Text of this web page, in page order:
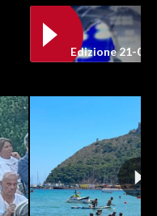
Edizione 21-05-